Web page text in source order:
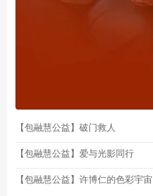
【包融慧公益】破门救人
【包融慧公益】爱与光影同行
【包融慧公益】许博仁的色彩宇宙